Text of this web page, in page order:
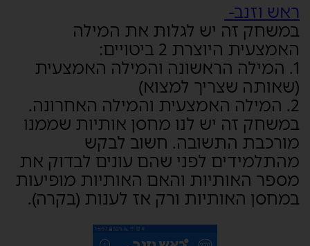
ראש וזנב-
במשחק זה יש לגלות את המילה
האמצעית היוצרת 2 ביטויים:
1. המילה הראשונה והמילה האמצעית
(שאותה שצריך למצוא)
2. המילה האמצעית והמילה האחרונה.
במשחק זה יש לנו מחסן אותיות שממנו
מורכבת התשובה. חשוב לבקש
מהתלמידים לפני שהם עונים לבדוק את
מספר האותיות והאם האותיות מופיעות
במחסן האותיות ורק אז לענות (בקרה).